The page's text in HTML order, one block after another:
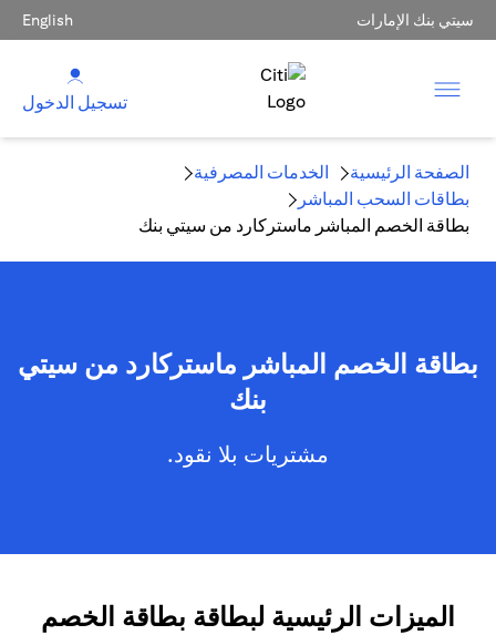
سيتي بنك الإمارات English
تسجيل الدخول
الصفحة الرئيسية
الخدمات المصرفية
بطاقات السحب المباشر
بطاقة الخصم المباشر ماستركارد من سيتي بنك
بطاقة الخصم المباشر ماستركارد من سيتي
بنك
مشتريات بلا نقود.
الميزات الرئيسية لبطاقة بطاقة الخصم